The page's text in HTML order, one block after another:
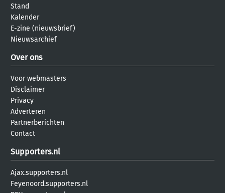
Stand
Kalender
E-zine (nieuwsbrief)
Nieuwsarchief
Over ons
Voor webmasters
Disclaimer
Privacy
Adverteren
Partnerberichten
Contact
Supporters.nl
Ajax.supporters.nl
Feyenoord.supporters.nl